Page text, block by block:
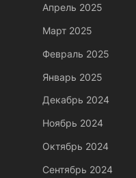
Апрель 2025
Март 2025
Февраль 2025
Январь 2025
Декабрь 2024
Ноябрь 2024
Октябрь 2024
Сентябрь 2024